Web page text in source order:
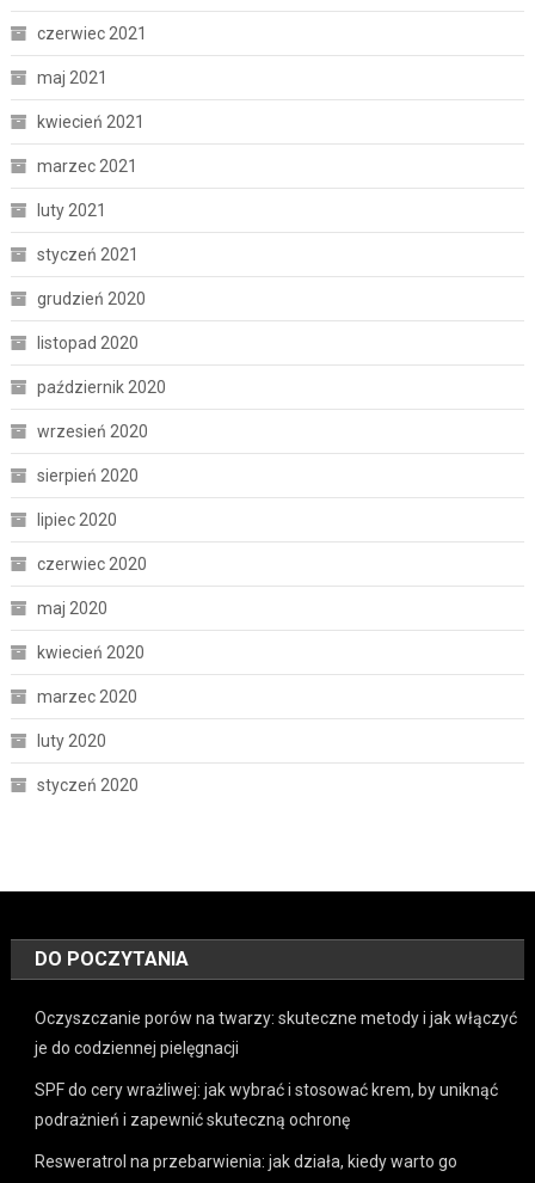
czerwiec 2021
maj 2021
kwiecień 2021
marzec 2021
luty 2021
styczeń 2021
grudzień 2020
listopad 2020
październik 2020
wrzesień 2020
sierpień 2020
lipiec 2020
czerwiec 2020
maj 2020
kwiecień 2020
marzec 2020
luty 2020
styczeń 2020
DO POCZYTANIA
Oczyszczanie porów na twarzy: skuteczne metody i jak włączyć
je do codziennej pielęgnacji
SPF do cery wrażliwej: jak wybrać i stosować krem, by uniknąć
podrażnień i zapewnić skuteczną ochronę
Resweratrol na przebarwienia: jak działa, kiedy warto go